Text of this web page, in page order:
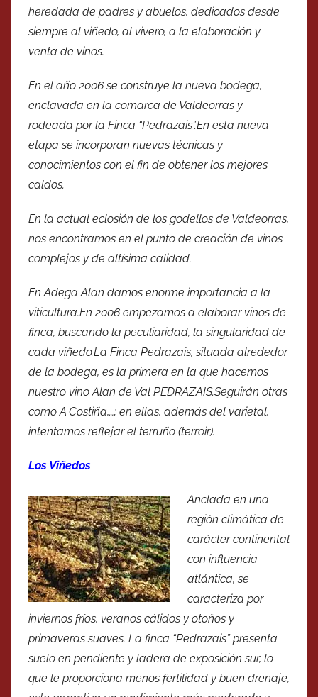
heredada de padres y abuelos, dedicados desde
siempre al viñedo, al vivero, a la elaboración y
venta de vinos.
En el año 2006 se construye la nueva bodega,
enclavada en la comarca de Valdeorras y
rodeada por la Finca “Pedrazais”.En esta nueva
etapa se incorporan nuevas técnicas y
conocimientos con el fin de obtener los mejores
caldos.
En la actual eclosión de los godellos de Valdeorras,
nos encontramos en el punto de creación de vinos
complejos y de altísima calidad.
En Adega Alan damos enorme importancia a la
viticultura.En 2006 empezamos a elaborar vinos de
finca, buscando la peculiaridad, la singularidad de
cada viñedo.La Finca Pedrazais, situada alrededor
de la bodega, es la primera en la que hacemos
nuestro vino Alan de Val PEDRAZAIS.Seguirán otras
como A Costiña,…; en ellas, además del varietal,
intentamos reflejar el terruño (terroir).
Los Viñedos
Anclada en una
región climática de
carácter continental
con influencia
atlántica, se
caracteriza por
inviernos fríos, veranos cálidos y otoños y
primaveras suaves. La finca “Pedrazais” presenta
suelo en pendiente y ladera de exposición sur, lo
que le proporciona menos fertilidad y buen drenaje,